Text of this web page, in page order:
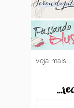
veja mais...